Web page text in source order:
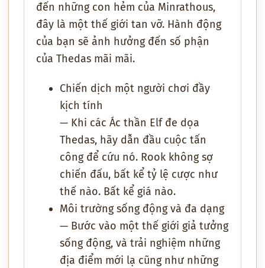
đến những con hẻm của Minrathous,
đây là một thế giới tan vỡ. Hành động
của bạn sẽ ảnh hưởng đến số phận
của Thedas mãi mãi.
Chiến dịch một người chơi đầy
kịch tính
— Khi các Ác thần Elf đe dọa
Thedas, hãy dẫn đầu cuộc tấn
công để cứu nó. Rook không sợ
chiến đấu, bất kể tỷ lệ cược như
thế nào. Bất kể giá nào.
Môi trường sống động và đa dạng
— Bước vào một thế giới giả tưởng
sống động, và trải nghiệm những
địa điểm mới lạ cũng như những